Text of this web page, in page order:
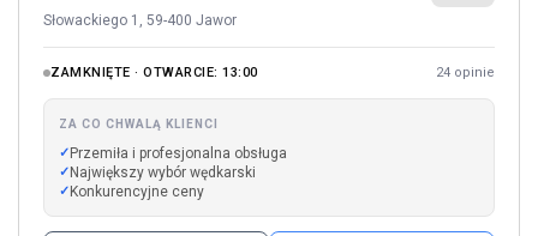
Słowackiego 1, 59-400 Jawor
ZAMKNIĘTE · OTWARCIE: 13:00 24 opinie
ZA CO CHWALĄ KLIENCI
Przemiła i profesjonalna obsługa
Największy wybór wędkarski
Konkurencyjne ceny